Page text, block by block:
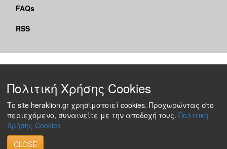
FAQs
RSS
Πολιτική Χρήσης Cookies
Το site heraklion.gr χρησιμοποιεί cookies. Προχωρώντας στο
περιεχόμενο, συναινείτε με την αποδοχή τους. Πολιτική
Χρήσης Cookies
CLOSE